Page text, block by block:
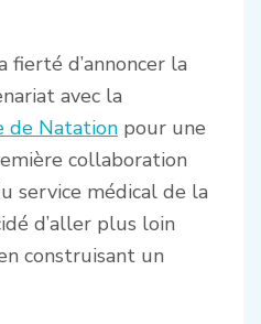
fierté d’annoncer la
avec la
de Natation pour une
collaboration
service médical de la
d’aller plus loin
construisant un